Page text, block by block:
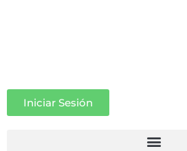
Iniciar Sesión